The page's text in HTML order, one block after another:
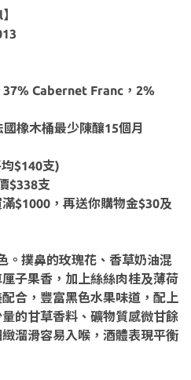
Cabernet Franc，2%
橡木桶最少陳釀15個月
$140支)
$338支
$1000，再送你購物金$30及
。撲鼻的玫瑰花、香草奶油混
子果香，加上絲絲肉桂及薄荷
合，豐富黑色水果味道，配上
的甘草香料、礦物質感微甘餘
溜滑容易入喉，酒體表現平衡